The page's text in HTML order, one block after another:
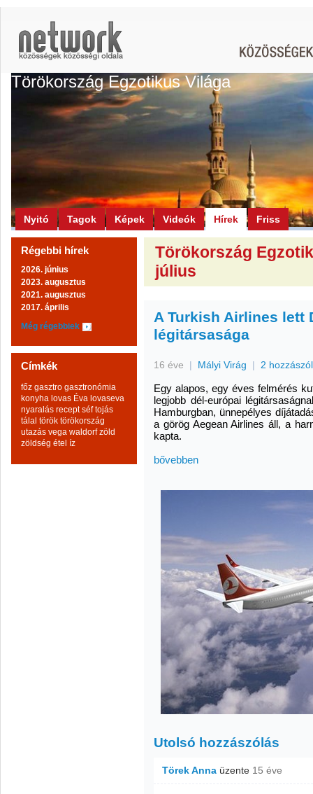
Törökország Egzotikus Világa
Nyitó Tagok Képek Videók Hírek Friss
Régebbi hírek
2026. június
2023. augusztus
2021. augusztus
2017. április
Még régebbiek
Címkék
főz gasztro gasztronómia
konyha lovas Éva lovaseva
nyaralás recept séf tojás
tálal török törökország
utazás vega waldorf zöld
zöldség étel íz
Törökország
július
A Turkish Airlines lett
légitársasága
16 éve | Mályi Virág | 2
Egy alapos, egy éves felmérés
legjobb dél-európai
Hamburgban, ünnepélyes
a görög Aegean Airlines áll, a
kapta.
bővebben
Utolsó hozzászólás
Törek Anna üzente 15 éve